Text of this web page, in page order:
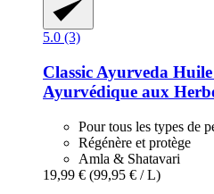
5.0 (3)
Classic Ayurveda Huile
Ayurvédique aux
Pour tous les types de
Régénère et protège
Amla & Shatavari
19,99 € (99,95 € / L)